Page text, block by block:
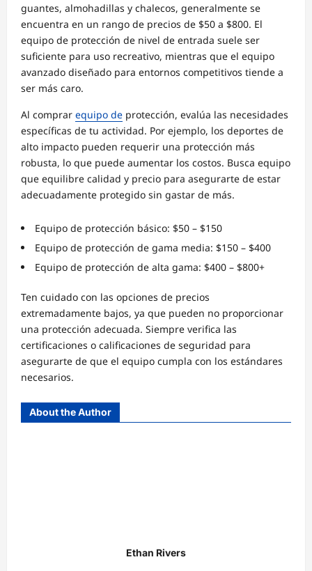
guantes, almohadillas y chalecos, generalmente se
encuentra en un rango de precios de $50 a $800. El
equipo de protección de nivel de entrada suele ser
suficiente para uso recreativo, mientras que el equipo
avanzado diseñado para entornos competitivos tiende a
ser más caro.
Al comprar equipo de protección, evalúa las necesidades
específicas de tu actividad. Por ejemplo, los deportes de
alto impacto pueden requerir una protección más
robusta, lo que puede aumentar los costos. Busca equipo
que equilibre calidad y precio para asegurarte de estar
adecuadamente protegido sin gastar de más.
Equipo de protección básico: $50 – $150
Equipo de protección de gama media: $150 – $400
Equipo de protección de alta gama: $400 – $800+
Ten cuidado con las opciones de precios
extremadamente bajos, ya que pueden no proporcionar
una protección adecuada. Siempre verifica las
certificaciones o calificaciones de seguridad para
asegurarte de que el equipo cumpla con los estándares
necesarios.
About the Author
Ethan Rivers